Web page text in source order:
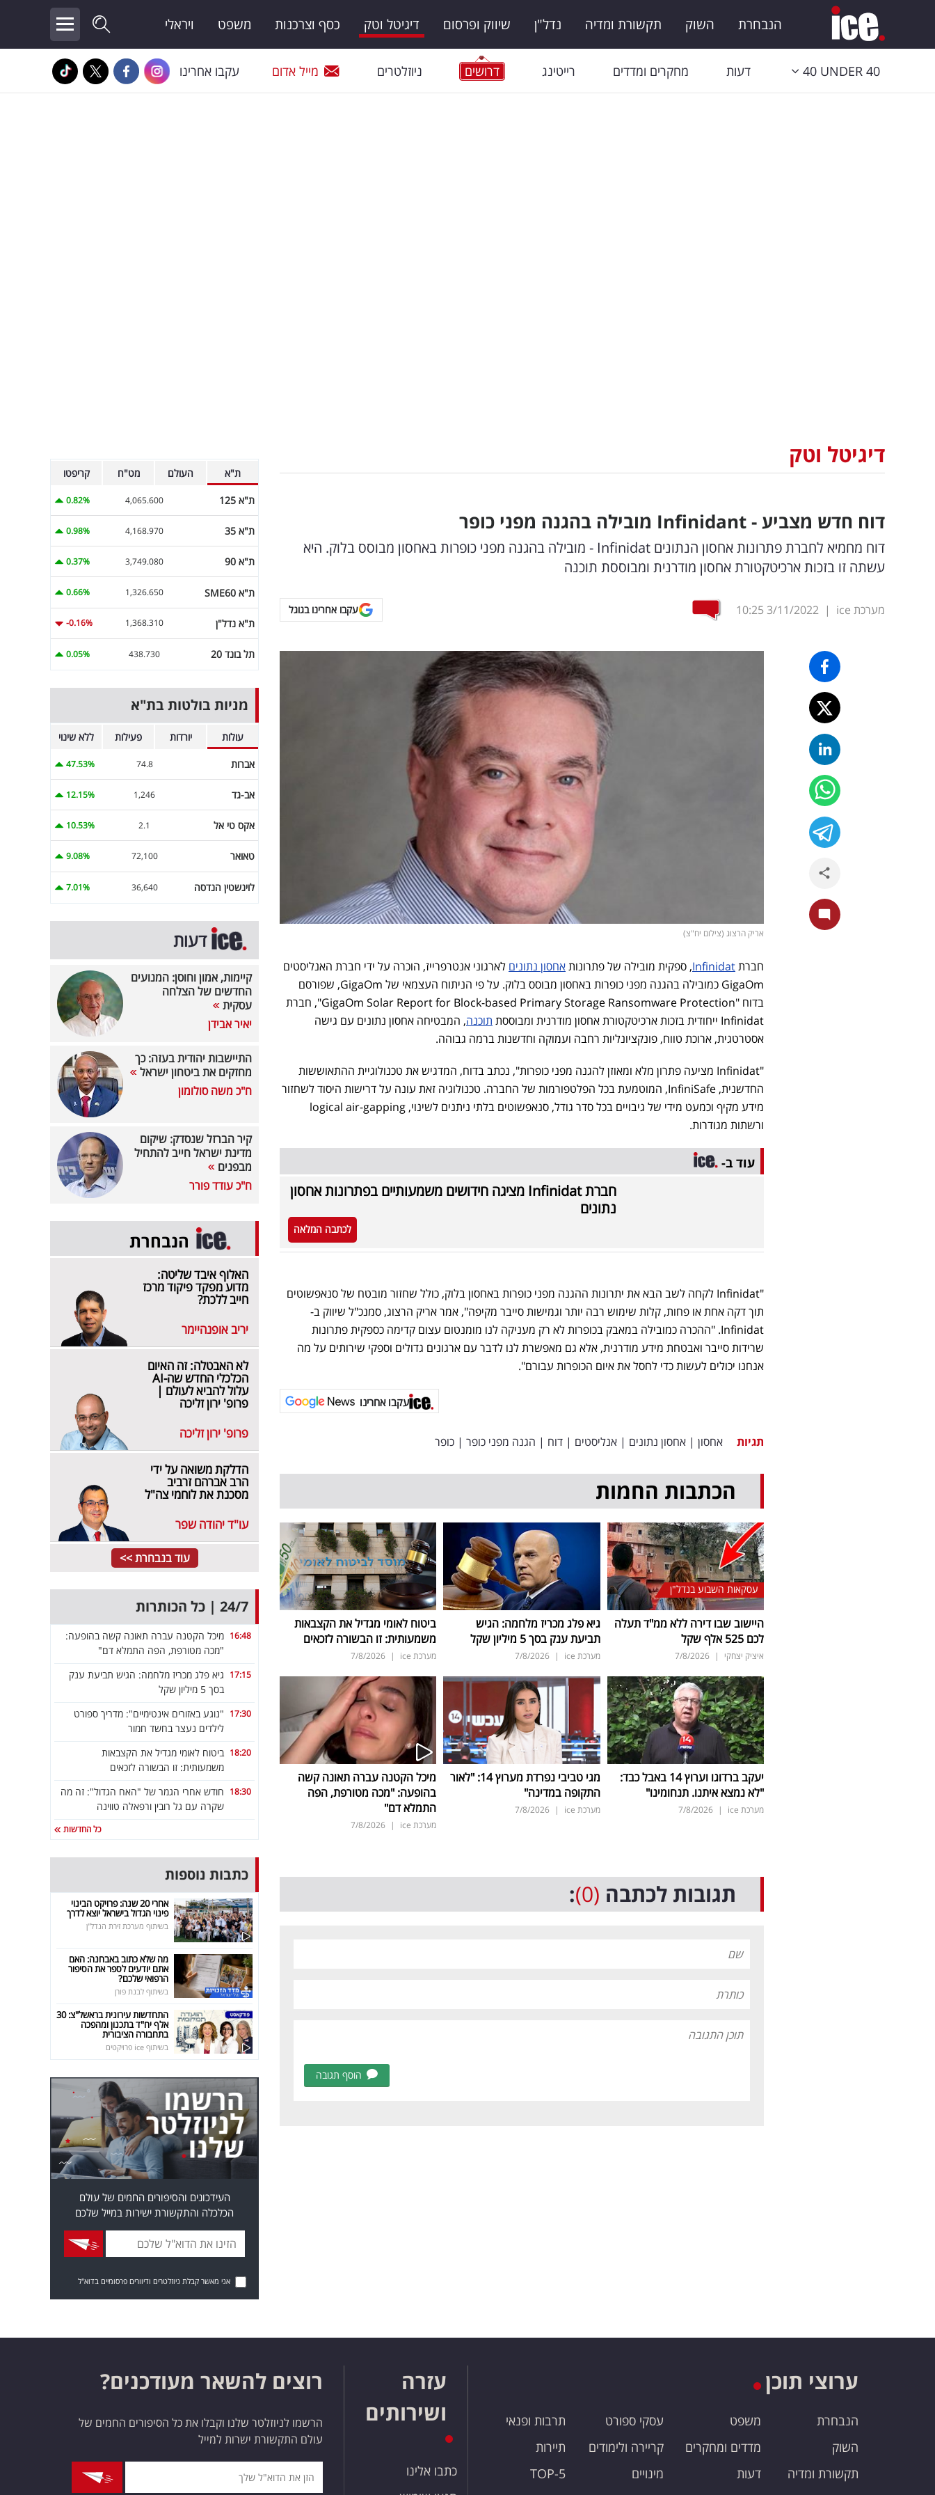
הנבחרת השוק תקשורת ומדיה נדל"ן שיווק ופרסום דיגיטל וטק כסף וצרכנות משפט ויראלי
40 UNDER 40 דעות מחקרים ומדדים רייטינג דרושים ניוזלטרים מייל אדום עקבו אחרינו
דיגיטל וטק
דוח חדש מצביע -Infinidant מובילה בהגנה מפני כופר
דוח מחמיא לחברת פתרונות אחסון הנתונים Infinidat - מובילה בהגנה מפני כופרות באחסון מבוסס בלוק. היא
עשתה זו בזכות ארכיטקטורת אחסון מודרנית ומבוססת תוכנה
מערכת ice |
3/11/2022
10:25 עקבו אחרינו בגוגל
אריק הרצוג (צילום יח"צ)
חברתInfinidat, ספקית מובילה של פתרונותאחסון נתונים לארגוני אנטרפרייז, הוכרה על ידי חברת האנליסטים
GigaOm כמובילה בהגנה מפני כופרות באחסון מבוסס בלוק. על פי הניתוח העצמאי של GigaOm, שפורסם
בדוח "GigaOm Solar Report for Block-based Primary Storage Ransomware Protection", חברת
Infinidat ייחודית בזכות ארכיטקטורת אחסון מודרנית ומבוססת
תוכנה, המבטיחה אחסון נתונים עם גישה
אסטרטגית, ארוכת טווח, פונקציונליות רחבה ועמוקה וחדשנות ברמה גבוהה.
"Infinidat מציעה פתרון מלא ומאוזן להגנה מפני כופרות", נכתב בדוח, המדגיש את טכנולוגיית ההתאוששות
החדשנית, InfiniSafe, המוטמעת בכל הפלטפורמות של החברה. טכנולוגיה זאת עונה על דרישות היסוד לשחזור
מידע מקיף וכמעט מידי של גיבויים בכל סדר גודל, סנאפשוטים בלתי ניתנים לשינוי, logical air-gapping
ורשתות מגודרות.
עוד ב-
חברת Infinidat מציגה חידושים משמעותיים בפתרונות אחסון
נתונים
לכתבה המלאה
"Infinidat לקחה לשב הבא את יתרונות ההגנה מפני כופרות באחסון בלוק, כולל שחזור מובטח של סנאפשוטים
תוך דקה אחת או פחות, קלות שימוש רבה יותר וגמישות סייבר מקיפה", אמר אריק הרצוג, סמנכ"ל שיווק ב-
Infinidat. "ההכרה כמובילה במאבק בכופרות לא רק מעניקה לנו מומנטום עצום קדימה כספקית פתרונות
שרידות סייבר ואבטחת מידע מודרנית, אלא גם מאפשרת לנו לדבר עם ארגונים גדולים וספקי שירותים על מה
אנחנו יכולים לעשות כדי לחסל את איום הכופרות עבורם".
עקבו אחרינו
תגיות אחסון | אחסון נתונים | אנליסטים | דוח | הגנה מפני כופר | כופר
הכתבות החמות
עסקאות השבוע בנדל"ן
היישוב שבו דירה ללא ממ"ד תעלה
לכם 525 אלף שקל
איציק יצחקי |
7/8/2026
גיא פלג מכריז מלחמה: הגיש
תביעת ענק בסך 5 מיליון שקל
מערכת ice |
7/8/2026
ביטוח לאומי מגדיל את הקצבאות
משמעותית: זו הבשורה לזכאים
מערכת ice |
7/8/2026
יעקב ברדוגו וערוץ 14 באבל כבד:
"לא נמצא איתנו. תנחומינו"
מערכת ice |
7/8/2026
מגי טביבי נפרדת מערוץ 14: "לאור
התקופה במדינה"
מערכת ice |
7/8/2026
מיכל הקטנה עברה תאונה קשה
בהופעה: "מכה מטורפת, הפה
התמלא דם"
מערכת ice |
7/8/2026
תגובות לכתבה (0)
:
הוסף תגובה
ת"א העולם מט"ח קריפטו
ת"א 125 4,065.600
0.82%
ת"א 35 4,168.970
0.98%
ת"א 90 3,749.080
0.37%
ת"א SME60 1,326.650
0.66%
ת"א נדל"ן 1,368.310
-0.16%
תל בונד 20 438.730
0.05%
מניות בולטות בת"א
עולות יורדות פעילות ללא שינוי
אברות 74.8
47.53%
אב-גד 1,246
12.15%
אקס טי אל 2.1
10.53%
טאואר 72,100
9.08%
לוינשטין הנדסה 36,640
7.01%
דעות
קיימות, אמון וחוסן: המנועים
החדשים של הצלחה
עסקית
יאיר אבידן
התיישבות יהודית בעזה: כך
מחזקים את ביטחון ישראל
ח"כ משה סולומון
קיר הברזל שנסדק: שיקום
מדינת ישראל חייב להתחיל
מבפנים
ח"כ עודד פורר
הנבחרת
האלוף איבד שליטה:
מדוע מפקד פיקוד מרכז
חייב ללכת?
יריב אופנהיימר
לא האבטלה: זה האיום
הכלכלי החדש שה-AI
עלול להביא לעולם |
פרופ' ירון זליכה
פרופ' ירון זליכה
הדלקת משואה על ידי
הרב אברהם זרביב
מסכנת את לוחמי צה"ל
עו"ד יהודה שפר
עוד בנבחרת >>
24/7 | כל הכותרות
16:48 מיכל הקטנה עברה תאונה קשה בהופעה:
"מכה מטורפת, הפה התמלא דם"
17:15 גיא פלג מכריז מלחמה: הגיש תביעת ענק
בסך 5 מיליון שקל
17:30 "נוגע באזורים אינטימיים": מדריך ספורט
לילדים נעצר בחשד חמור
18:20 ביטוח לאומי מגדיל את הקצבאות
משמעותית: זו הבשורה לזכאים
18:30 חודש אחרי הגמר של "האח הגדול": זה מה
שקרה עם גל רובין ורפאלה טווינה
כל החדשות
כתבות נוספות
אחרי 20 שנה: פרויקט הבינוי
פינוי הגדול בישראל יוצא לדרך
בשיתוף מערכת זירת הנדל"ן
מה שלא כתוב באבחנה: האם
אתם יודעים לספר את הסיפור
הרפואי שלכם?
בשיתוף לבנת פורן
התחדשות עירונית בראשל"צ: 30
אלף יח"ד בתכנון ומהפכה
בתחבורה הציבורית
בשיתוף ice פרויקטים
העידכונים והסיפורים החמים של עולם
הכלכלה והתקשורת ישירות במייל שלכם
אני מאשר קבלת ניוזלטרים ודיוורים פרסומיים בדוא"ל
ערוצי תוכן
הנבחרת
השוק
תקשורת ומדיה
משפט
מדדים ומחקרים
דעות
עסקי ספורט
קריירה ולימודים
מינויים
תרבות ופנאי
תיירות
TOP-5
עזרה
ושירותים
כתבו אלינו
רוצים להשאר מעודכנים?
הרשמו לניוזלטר שלנו וקבלו את כל הסיפורים החמים של
עולם התקשורת ישרות למייל